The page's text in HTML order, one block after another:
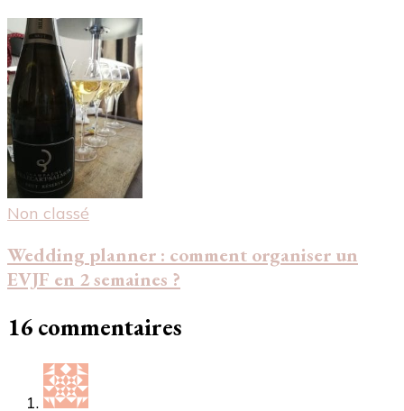
Non classé
Wedding planner : comment organiser un
EVJF en 2 semaines ?
16 commentaires